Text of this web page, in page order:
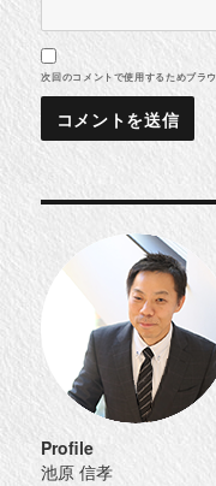
次回のコメントで使用するためブラ
Profile
池原 信孝